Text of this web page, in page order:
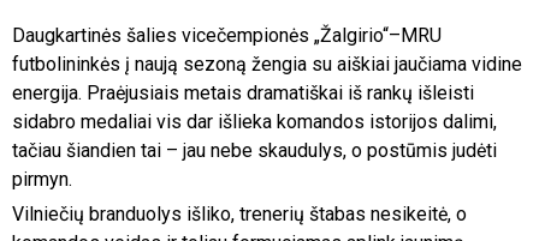
Daugkartinės šalies vicečempionės „Žalgirio“–MRU
futbolininkės į naują sezoną žengia su aiškiai jaučiama vidine
energija. Praėjusiais metais dramatiškai iš rankų išleisti
sidabro medaliai vis dar išlieka komandos istorijos dalimi,
tačiau šiandien tai – jau nebe skaudulys, o postūmis judėti
pirmyn.
Vilniečių branduolys išliko, trenerių štabas nesikeitė, o